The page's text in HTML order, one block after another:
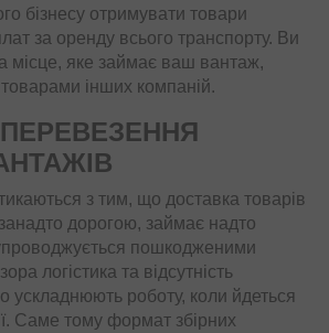
бізнесу отримувати товари
за оренду всього транспорту. Ви
місце, яке займає ваш вантаж,
інших компаній.
з тим, що доставка товарів
занадто дорогою, займає надто
пошкодженими
логістика та відсутність
ускладнюють роботу, коли йдеться
Саме тому формат збірних